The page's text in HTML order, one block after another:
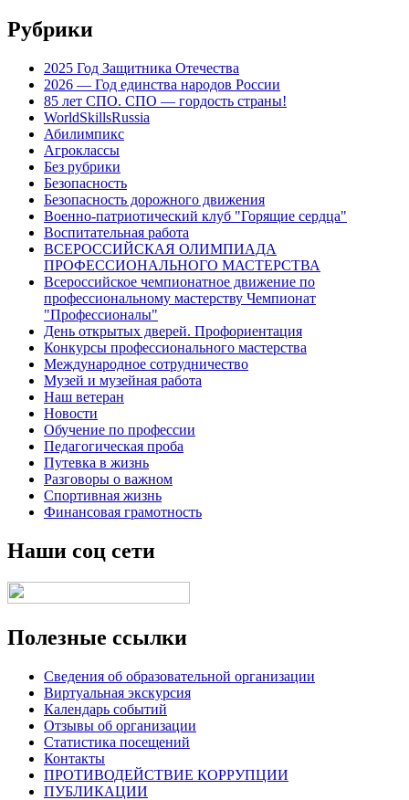
Рубрики
2025 Год Защитника Отечества
2026 — Год единства народов России
85 лет СПО. СПО — гордость страны!
WorldSkillsRussia
Абилимпикс
Агроклассы
Без рубрики
Безопасность
Безопасность дорожного движения
Военно-патриотический клуб "Горящие сердца"
Воспитательная работа
ВСЕРОССИЙСКАЯ ОЛИМПИАДА
ПРОФЕССИОНАЛЬНОГО МАСТЕРСТВА
Всероссийское чемпионатное движение по
профессиональному мастерству Чемпионат
"Профессионалы"
День открытых дверей. Профориентация
Конкурсы профессионального мастерства
Международное сотрудничество
Музей и музейная работа
Наш ветеран
Новости
Обучение по профессии
Педагогическая проба
Путевка в жизнь
Разговоры о важном
Спортивная жизнь
Финансовая грамотность
Наши соц сети
Полезные ссылки
Сведения об образовательной организации
Виртуальная экскурсия
Календарь событий
Отзывы об организации
Статистика посещений
Контакты
ПРОТИВОДЕЙСТВИЕ КОРРУПЦИИ
ПУБЛИКАЦИИ